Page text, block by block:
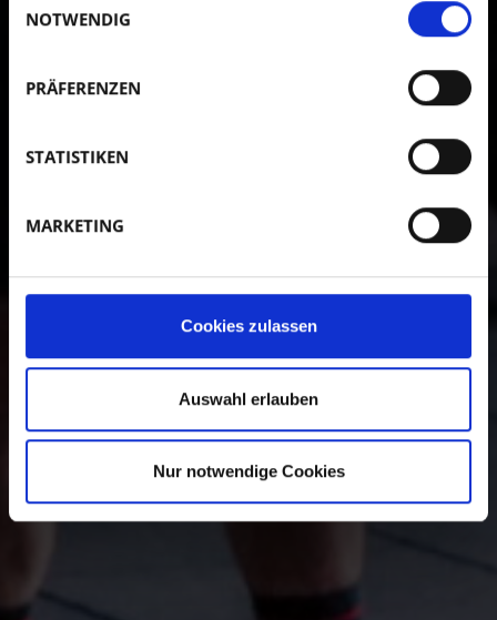
NOTWENDIG
PRÄFERENZEN
STATISTIKEN
MARKETING
Cookies zulassen
Auswahl erlauben
Nur notwendige Cookies